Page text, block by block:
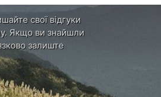
свої відгуки
Якщо ви знайшли
залиште